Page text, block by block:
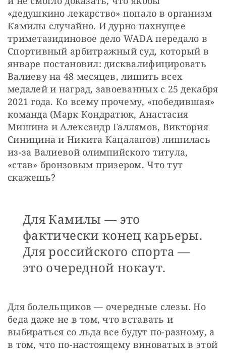
«дедушкино лекарство» попало в организм
Камилы случайно. И дурно пахнущее
триметазидиновое дело WADA передало в
Спортивный арбитражный суд, который в
январе постановил: дисквалифицировать
Валиеву на 48 месяцев, лишить всех
медалей и наград, завоеванных с 25 декабря
2021 года. Ко всему прочему, «победившая»
команда (Марк Кондратюк, Анастасия
Мишина и Александр Галлямов, Виктория
Синицина и Никита Кацалапов) лишилась
из-за Валиевой олимпийского титула,
«став» бронзовым призером. Что тут
скажешь?
Для Камилы — это
фактически конец карьеры.
Для российского спорта —
это очередной нокаут.
Для болельщиков — очередные слезы. Но
беда даже не в том, что вставать и
выбираться со льда все будут по-разному, а
в том, что по-настоящему виноватых в этой